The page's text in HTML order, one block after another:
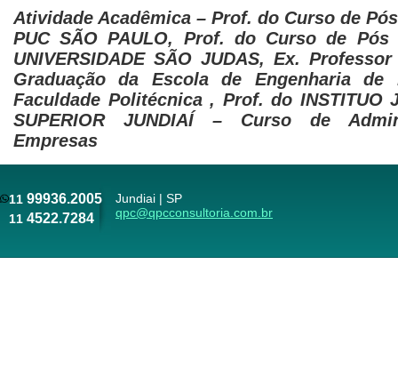
Atividade Acadêmica – Prof. do Curso de
PUC SÃO PAULO, Prof. do Curso de Pós
UNIVERSIDADE SÃO JUDAS, Ex.
Graduação da Escola de Engenharia de
Faculdade Politécnica , Prof. do INSTITUO
SUPERIOR JUNDIAÍ – Curso de
Empresas
11 99936.2005
11 4522.7284
Jundiai | SP
qpc@qpcconsultoria.com.br